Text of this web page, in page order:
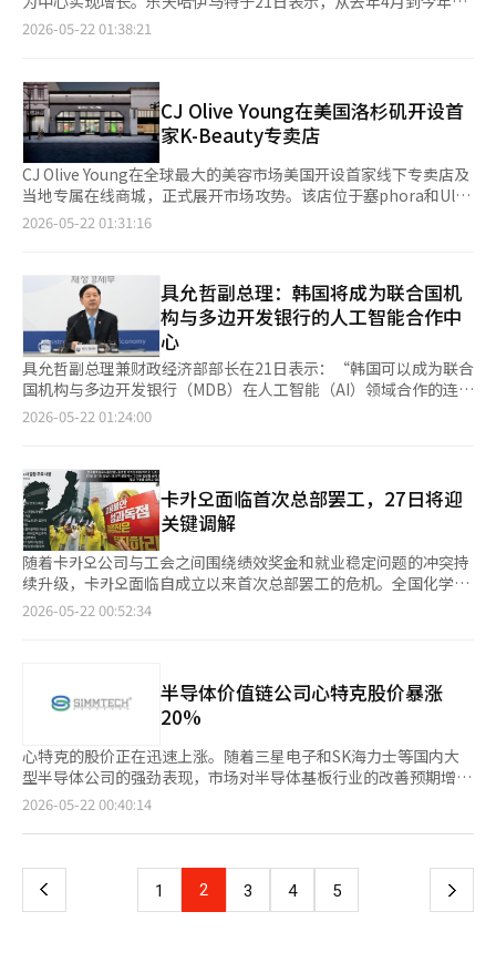
近的起亚Unplugged Ground以“战斗区域”为概念构建。移动路
线包括EV着陆、物品采集、EV4遥控赛车竞速、激光战斗区，读者
游戏物件，旨在自然扩展起亚的电动车系列体验。 距离快闪区约7
分钟步行的PUBG成水，特点在于将磁场实现于现实空间，使玩家
能够更沉浸地体验《绝地求生：移动版》。该区域由大型蓝色气
前来体验的用户正在享受游戏，躲避磁场障碍物，或试驾气膜内的
起亚车辆。 如果说起亚Unplugged Ground是以射击、采集等游
戏内内容体验为主，那么PUBG成水则专注于还原《绝地求生：移
20岁，相较于主要用户为30岁左右的PC游戏《绝地求生》，其用
户年龄段相对较低。根据这一特性，在成水设立现场体验区也是对
主要用户年龄段的反映。 在PUBG成水创意区，用户可以用智能手
机直接制作游戏中的地图。在《绝地求生：移动版》中，用户可以
直接制作地图的内容。虽然这也是2018年《绝地求生：移动版》
推出时没有的内容，但克拉夫顿为了长期运营《绝地求生：移动
版》而新引入的用户创作内容（UGC）。 现场相关人士表
合作旨在让用户不仅能体验游戏内内容，还能在社区活动和线下快
闪中亲身体验《绝地求生：移动版》，希望用户通过沉浸式体验，
继续使用《绝地求生：移动版》。”※ 本报道经人工智能（AI）系
统翻译与编辑。
价上涨的重要因素。 对于后续走势，央行表示，截至本月19日，
迪拜原油价格及韩元兑美元汇率较前月平均水平略有回落，但工业
格波动及地缘政治风险持续背景下，未来韩国物价走势仍存在较大
不确定性。
布了800亿美元的股票回购计划。 英伟达首席执行官黄仁勋强调了
AI半导体需求的扩大。他表示：“AI工厂的建设是人类历史上最大
工厂指的是用于运行AI服务的大型数据中心。随着工作处理型AI服
务的增加，GPU和服务器的需求持续上升。 外媒也对此进行了相
似的解读。美联社评价称：“AI半导体的需求推动了英伟达业绩的
改善。”路透社则将英伟达的业绩和展望视为全球AI数据中心投资
趋势的关键指标。《卫报》指出：“数据中心营收的激增表明AI基
础设施的扩展仍在继续。” 然而，股价反应有限。当天，英伟达
的股价在常规交易中上涨1.3%，但在业绩发布后的盘后交易中下
跌了1.26%。分析认为，这与市场对高增长预期的提前反映有关。
期业绩。”未来1至2年内AI投资是否会持续，以及在AI服务运营所
需的推理用半导体市场中竞争将如何加剧，都是关键变量。 中国
市场同样是一个变数。由于美国的出口管制和中国当局的进口禁令
交织在一起，实际的营收恢复时点仍不确定，英伟达在下个季度的
展望中并未假设中国数据中心营收的恢复。黄仁勋表示：“我认为
随着时间的推移，市场会重新开放。”但针对中国市场的H200芯
片仍未获得中国方面的批准。他在当天的CNBC采访中提到，关于
H200的销售“没有任何期待”，并表示“我们实际上将这个市场
赖英伟达半导体的同时，也在进行自有AI芯片的开发。AMD和英特
尔也在瞄准推理用半导体市场，预计将对英伟达的长期主导地位构
成挑战。※ 本报道经人工智能（AI）系统翻译与编辑。
月的一年间，PLUX的整体销售额同比增长了15%。在今年第一季
择小容量家电，并重视价格和能效等级。”因此，PLUX根据这些
特点推出了差异化的主要产品。作为代表产品的PLUX 245L一级能
效冰箱，在一年内销售超过4万台，成为乐天哈伊马特冰箱产品中
的销量冠军。公司分析认为，200L级别的容量、一级能效以及5年
延长保修等特点符合客户需求。此外，PLUX推出后，20岁客户的
比例也有所增加。乐天哈伊马特还在扩大PLUX产品线的订阅服
务。去年3月，公司推出了针对洗衣机、空调、电饭煲等热门类别
的“PLUX订阅服务”，并计划在6月将产品范围扩大到净水器。在
司目标是将PLUX的销售额从去年的1300亿韩元提升至今年的2000
亿韩元。乐天哈伊马特PB海外采购部门负责人朴炳勇表
示：“PLUX在推出一年内实现了销售增长和客户群体变化等成
果，我们将继续将其发展为日常家电品牌。”此外，乐天哈伊马特
在去年4月经过约一年的咨询、消费者调查和产品规划过程后推出
了PLUX。公司将“通过小差异改变日常生活的日常家电”作为
PLUX的概念。※ 本报道经人工智能（AI）系统翻译与编辑。
2026-05-22 01:38:21
CJ Olive Young在美国洛杉矶开设首
家K-Beauty专卖店
CJ Olive Young在全球最大的美容市场美国开设首家线下专卖店及
当地专属在线商城，正式展开市场攻势。该店位于塞phora和Ulta
Beauty等品牌的竞争激烈区域，旨在成为韩国独立品牌在美国线
店”，同时推出美国专属在线商城。帕萨迪纳的科罗拉多大道是苹
果、Lululemon、Tiffany & Co.等全球高端品牌的大型门店聚集
地，是美国西部的象征性高收入商业区。Olive Young在此建立了
一家面积达803平方米（约243坪）的单层大型门店，规模与国内
主要商业区的“Olive Young Town”门店相当。 帕萨迪纳店专注
于K-Beauty展示，拥有包括Mediheal、Toriden、Romand等在
内的400多个品牌和超过5000种商品，其中80%以上为K-Beauty
和K-Wellness产品。该店将快速反映K-Beauty趋势，每两周更新
设备进行自我诊断的“护肤课程”，并提供个性化咨询，服务免
费。Olive Young独特的“半接待”模式也将在美国市场得到延
续，确保顾客在自由探索的同时，随时获得专业的美容咨询。 随
着帕萨迪纳店的开业，CJ Olive Young还推出了美国专属的在线商
城。Olive Young在加利福尼亚州布卢明顿建立了一个3600平方米
（约1100坪）的自动化综合物流中心，将原本需要5至7天的全球
商城配送时间缩短至3至5天。此外，在线商城的免邮标准从60美
元降低至35美元，进一步降低了在线购物的门槛。 同时，Olive
过“本周品牌”等自有促销活动，全力支持入驻中小品牌的当地营
销。 Olive Young代表李宣静表示：“在过去以少数大型和海外品
牌为主的美容市场中，我们发掘了众多中小品牌并共同成长，未来
Olive Young美国法人权佳恩表示：“帕萨迪纳店将成为Olive
Young基于在韩国积累的K-Beauty洞察和品牌孵化能力，向全球
市场展示多样化国内品牌的前进基地。” ※ 本报道经人工智能
2026-05-22 01:31:16
具允哲副总理：韩国将成为联合国机
构与多边开发银行的人工智能合作中
心
具允哲副总理兼财政经济部部长在21日表示：“韩国可以成为联合
国机构与多边开发银行（MDB）在人工智能（AI）领域合作的连接
中心。” 具副总理在首尔的全球AI中心愿景发布会上发表了上述讲
国家的推广上存在局限性。 具副总理解释说，韩国可以在克服这
些局限性、促进国际机构与MDB之间的顺畅合作中发挥中介作
用。 目前，世界银行（WB）正在运营全球AI与数字知识中心，亚
洲开发银行（ADB）、美洲开发银行（IDB）、欧洲复兴开发银行
（EBRD）和中美洲经济一体化银行（CABEI）也在推动AI合作中
心的建立。 财政经济部的目标是将这些MDB的AI合作中心整合到
全球AI中心中，建立全球AI合作网络。具副总理补充道：“如果全
球AI中心能够开发出在健康、劳动、灾害、移民等领域的公共AI解
仅属于韩国，而是为全世界人民服务。他强调，全球AI基础社会应
通过国家间的合作而非竞争来构建。 具副总理表示：“韩国政府
将继续努力，确保AI的好处不会仅限于某些国家和阶层，而是能够
惠及全球所有人。” 他还提出了一个蓝图，表示韩国的AI企业和研
究机构将参与解决全球难题，分享AI技术及其在实际应用中的经
验。韩国在水资源管理等领域积累了多种AI公共基础设施建设的经
验，这些经验在与国际机构和MDB的AI合作过程中将发挥重要作
用。 具副总理指出：“全球AI中心与MDB的联动将超越简单的机
国家间合作中心的新发展合作模式。”※ 本报道经人工智能（AI）
系统翻译与编辑。
2026-05-22 01:24:00
卡카오面临首次总部罢工，27日将迎
关键调解
随着卡카오公司与工会之间围绕绩效奖金和就业稳定问题的冲突持
续升级，卡카오面临自成立以来首次总部罢工的危机。全国化学纤
维食品产业工会卡카오分会（卡카오工会）已通过罢工投票，进一
家公司于前一天在京畿道城南市的板桥站广场举行了“2026年集
体谈判胜利誓师大会”，并进行了工会成员的罢工赞成与反对投
票。投票结果显示，罢工获得通过。 卡카오公司与工会于18日举
行的第一次调解会议上决定将调解期限延长至27日，以便进行进一
步协商。如果第二次调解仍未达成协议，卡카오总部工会将获得争
议权。此前，部分子公司工会已因调解中止决定而获得争议权。
双方在绩效奖励体系和就业稳定问题上未能缩小分歧。工会认为，
卡카오在盈利改善过程中，员工的贡献巨大，因此需要公平的绩效
等不确定性，必须对奖励的扩大持谨慎态度。 卡카오工会在前一天
的誓师大会上提出了以下共同要求：△经营改革与责任经营 △就
2026-05-22 00:52:34
半导体价值链公司心特克股价暴涨
20%
心特克的股价正在迅速上涨。随着三星电子和SK海力士等国内大
型半导体公司的强劲表现，市场对半导体基板行业的改善预期增
强，投资者的信心也随之提升。 根据21日韩国交易所的数据，截
现报12万4000韩元。 当天，三星电子和SK海力士的股价也同步大
三星电子与工会达成了薪资谈判的初步协议，改善了半导体行业的
投资情绪。同一时刻，三星电子（上涨7.79%）和SK海力士（上涨
2026-05-22 00:40:14
上
页
1 2 3 4 5 下